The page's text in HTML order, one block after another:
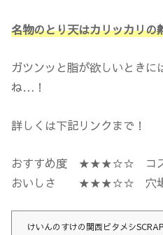
名物のとり天はカリッカリ
ガツンッと脂が欲しいときに
ね…！
詳しくは下記リンクまで！
おすすめ度 ★★★☆☆
おいしさ ★★★☆☆ 穴
けいんのすけの関西ビタメシ